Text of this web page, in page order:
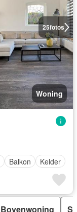
25fotos
Woning
Balkon Kelder
Bovenwoning